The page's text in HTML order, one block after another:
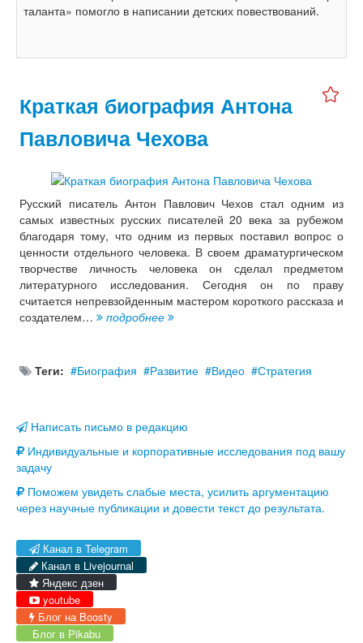
таланта» помогло в написании детских повествований.
Краткая биография Антона
Павловича Чехова
Русский писатель Антон Павлович Чехов стал одним из
самых известных русских писателей 20 века за рубежом
благодаря тому, что одним из первых поставил вопрос о
ценности отдельного человека. В своем драматургическом
творчестве личность человека он сделал предметом
литературного исследования. Сегодня он по праву
считается непревзойденным мастером короткого рассказа и
создателем…
подробнее
Теги: Биография Развитие Видео Стратегия
Написать письмо в редакцию
Индивидуальные и корпоративные исследования под вашу
задачу
Поможем увидеть слабые места, усилить аргументацию
через научные публикации и довести текст до результата.
Канал в Telegram
Канал в Livejournal
Яндекс дзен
youtube
Блог на Boosty
Блог в Pikabu